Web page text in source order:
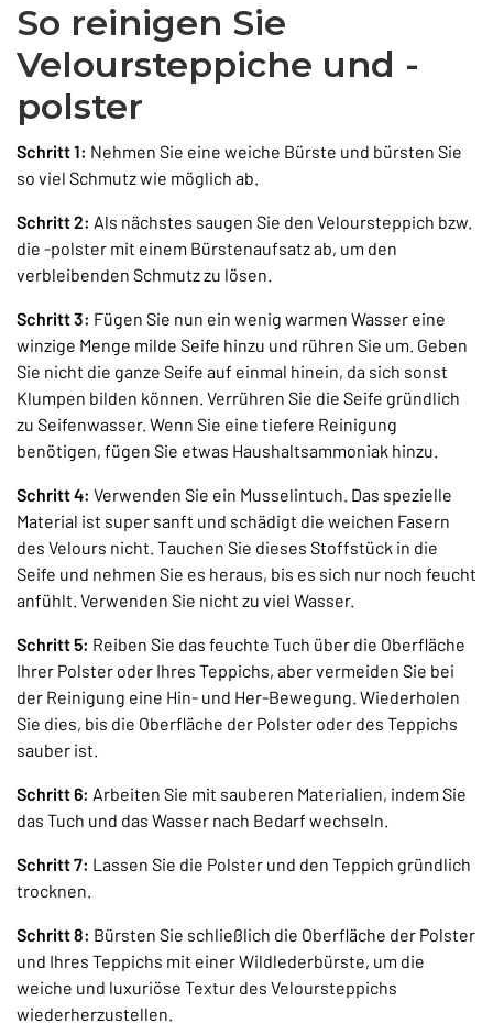
So reinigen Sie
Veloursteppiche und -
polster
Schritt 1: Nehmen Sie eine weiche Bürste und bürsten Sie
so viel Schmutz wie möglich ab.
Schritt 2: Als nächstes saugen Sie den Veloursteppich bzw.
die -polster mit einem Bürstenaufsatz ab, um den
verbleibenden Schmutz zu lösen.
Schritt 3: Fügen Sie nun ein wenig warmen Wasser eine
winzige Menge milde Seife hinzu und rühren Sie um. Geben
Sie nicht die ganze Seife auf einmal hinein, da sich sonst
Klumpen bilden können. Verrühren Sie die Seife gründlich
zu Seifenwasser. Wenn Sie eine tiefere Reinigung
benötigen, fügen Sie etwas Haushaltsammoniak hinzu.
Schritt 4: Verwenden Sie ein Musselintuch. Das spezielle
Material ist super sanft und schädigt die weichen Fasern
des Velours nicht. Tauchen Sie dieses Stoffstück in die
Seife und nehmen Sie es heraus, bis es sich nur noch feucht
anfühlt. Verwenden Sie nicht zu viel Wasser.
Schritt 5: Reiben Sie das feuchte Tuch über die Oberfläche
Ihrer Polster oder Ihres Teppichs, aber vermeiden Sie bei
der Reinigung eine Hin- und Her-Bewegung. Wiederholen
Sie dies, bis die Oberfläche der Polster oder des Teppichs
sauber ist.
Schritt 6: Arbeiten Sie mit sauberen Materialien, indem Sie
das Tuch und das Wasser nach Bedarf wechseln.
Schritt 7: Lassen Sie die Polster und den Teppich gründlich
trocknen.
Schritt 8: Bürsten Sie schließlich die Oberfläche der Polster
und Ihres Teppichs mit einer Wildlederbürste, um die
weiche und luxuriöse Textur des Veloursteppichs
wiederherzustellen.